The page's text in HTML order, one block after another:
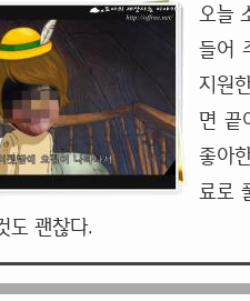
오늘
들어
지원
면 끝
좋아
료로
도 괜찮다.